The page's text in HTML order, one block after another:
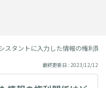
スタントに入力した情報の権利関
最終更新日 : 2023/12/12